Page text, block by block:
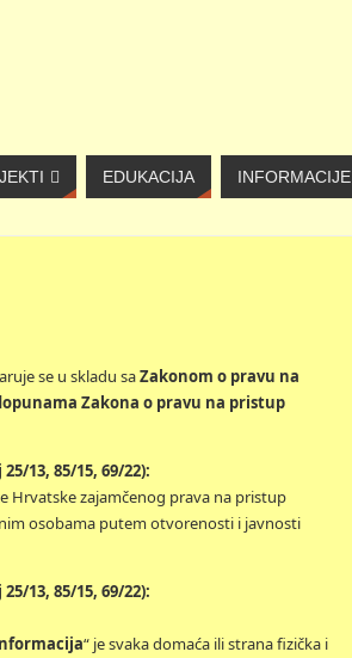
EDUKACIJA INFORMACIJE
se u skladu saZakonom o pravu na
Zakona o pravu na pristup
13, 85/15, 69/22):
Hrvatske zajamčenog prava na pristup
osobama putem otvorenosti i javnosti
13, 85/15, 69/22):
“ je svaka domaća ili strana fizička i